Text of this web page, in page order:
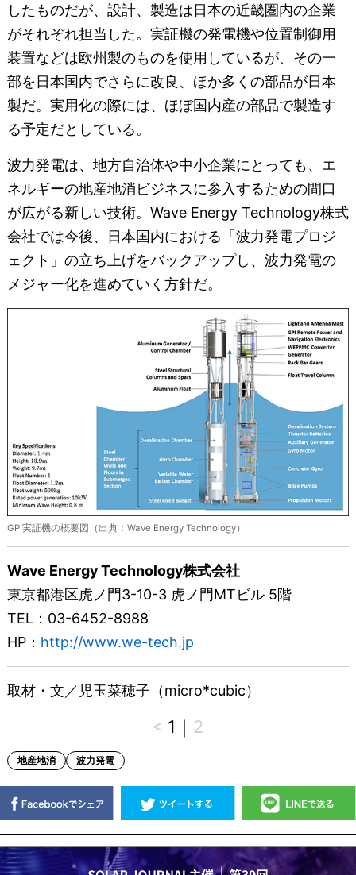
したものだが、設計、製造は日本の近畿圏内の企業
がそれぞれ担当した。実証機の発電機や位置制御用
装置などは欧州製のものを使用しているが、その一
部を日本国内でさらに改良、ほか多くの部品が日本
製だ。実用化の際には、ほぼ国内産の部品で製造す
る予定だとしている。
波力発電は、地方自治体や中小企業にとっても、エ
ネルギーの地産地消ビジネスに参入するための間口
が広がる新しい技術。Wave Energy Technology株式
会社では今後、日本国内における「波力発電プロジ
ェクト」の立ち上げをバックアップし、波力発電の
メジャー化を進めていく方針だ。
GPI実証機の概要図（出典：Wave Energy Technology）
Wave Energy Technology株式会社
東京都港区虎ノ門3-10-3 虎ノ門MTビル 5階
TEL：03-6452-8988
HP： http://www.we-tech.jp
取材・文／児玉菜穂子（micro*cubic）
< 1 ｜ 2
地産地消 波力発電